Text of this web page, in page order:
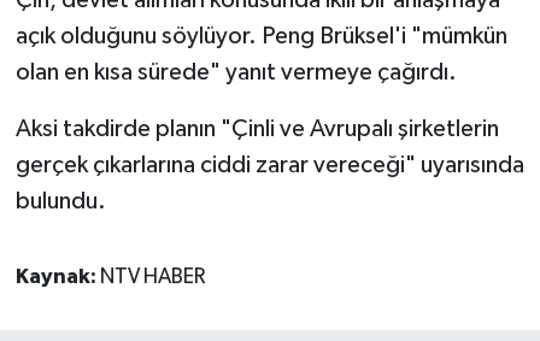
açık olduğunu söylüyor. Peng Brüksel'i "mümkün
olan en kısa sürede" yanıt vermeye çağırdı.
Aksi takdirde planın "Çinli ve Avrupalı şirketlerin
gerçek çıkarlarına ciddi zarar vereceği" uyarısında
bulundu.
Kaynak: NTV HABER